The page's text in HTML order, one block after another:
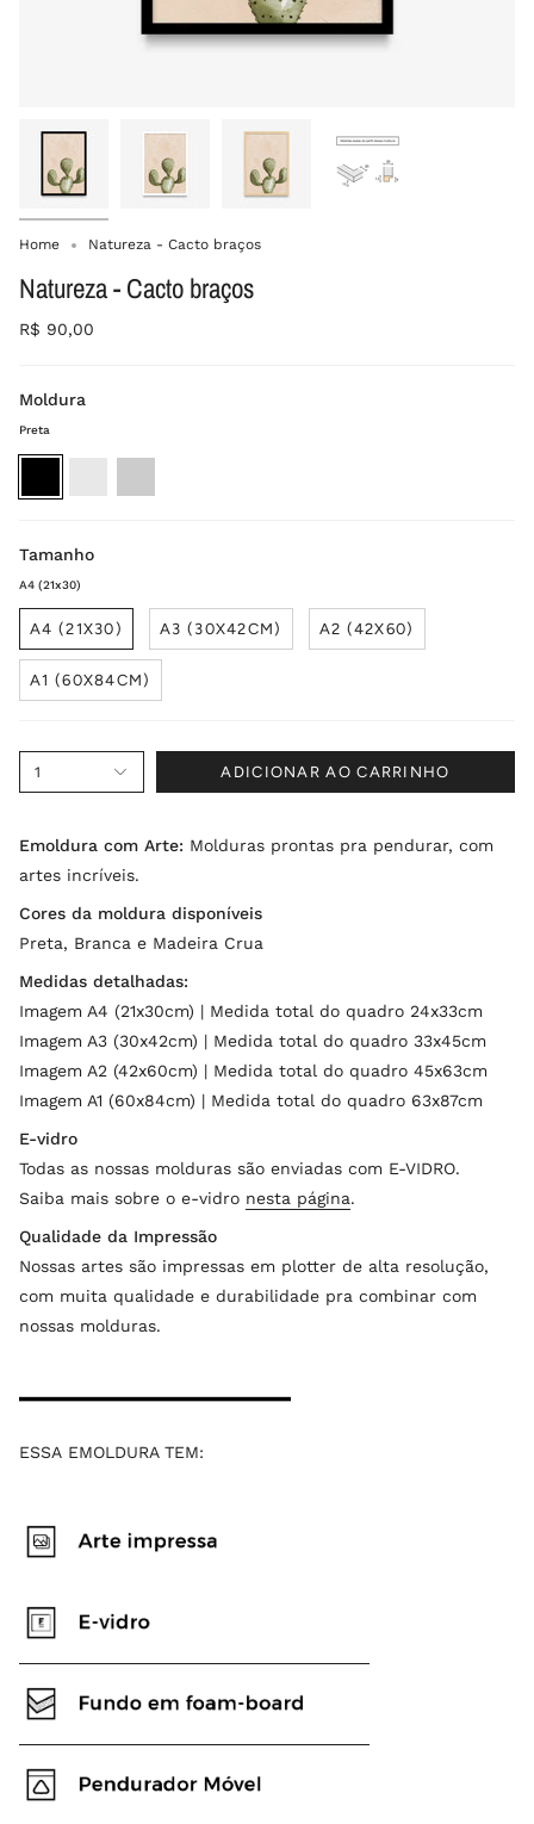
Home Natureza - Cacto braços
Natureza - Cacto braços
R$ 90,00
Moldura
Preta
Tamanho
A4 (21x30)
A4 (21X30) A3 (30X42CM) A2 (42X60)
A1 (60X84CM)
1 ADICIONAR AO CARRINHO
Emoldura com Arte: Molduras prontas pra pendurar, com
artes incríveis.
Cores da moldura disponíveis
Preta, Branca e Madeira Crua
Medidas detalhadas:
Imagem A4 (21x30cm) | Medida total do quadro 24x33cm
Imagem A3 (30x42cm) | Medida total do quadro 33x45cm
Imagem A2 (42x60cm) | Medida total do quadro 45x63cm
Imagem A1 (60x84cm) | Medida total do quadro 63x87cm
E-vidro
Todas as nossas molduras são enviadas com E-VIDRO.
Saiba mais sobre o e-vidro nesta página.
Qualidade da Impressão
Nossas artes são impressas em plotter de alta resolução,
com muita qualidade e durabilidade pra combinar com
nossas molduras.
ESSA EMOLDURA TEM: